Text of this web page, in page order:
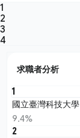
1
2
3
4
求職者分析
1
國立臺灣科技大學
9.4%
2